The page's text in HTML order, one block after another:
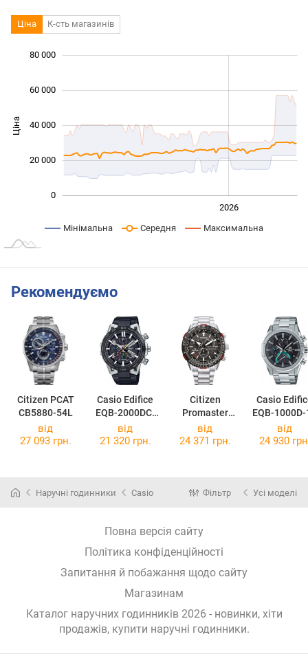
Ціна К-сть магазинів
Ціна 10 000
0
20 000
40 000
60 000
80 000
2026
Мінімальна Середня Максимальна
Рекомендуємо
Citizen PCAT
CB5880-54L
Casio Edifice
EQB-2000DC-
1A
Citizen
Promaster
CB5001-57E
Casio
EQB-1000D-
від
27 093 грн.
від
21 320 грн.
від
24 371 грн.
від
24 930
Наручні годинники Casio Фільтр Усі моделі
Повна версія сайту
Політика конфіденційності
Запитання й побажання щодо сайту
Магазинам
Каталог наручних годинників 2026 - новинки, хіти
продажів, купити наручні годинники.